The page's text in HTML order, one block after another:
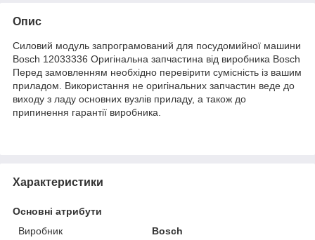
Опис
Силовий модуль запрограмований для посудомийної машини
Bosch 12033336 Оригінальна запчастина від виробника Bosch
Перед замовленням необхідно перевірити сумісність із вашим
приладом. Використання не оригінальних запчастин веде до
виходу з ладу основних вузлів приладу, а також до
припинення гарантії виробника.
Характеристики
Основні атрибути
Виробник
Bosch